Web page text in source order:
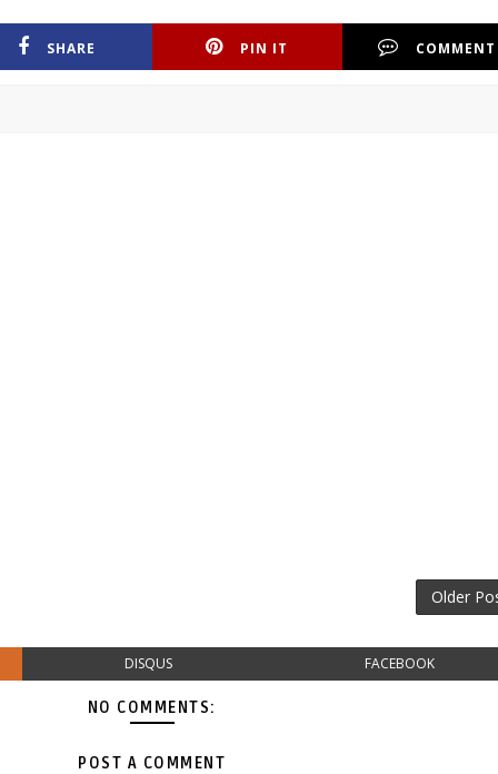
SHARE PIN IT COMMENT
Older
DISQUS FACEBOOK
NO COMMENTS:
POST A COMMENT